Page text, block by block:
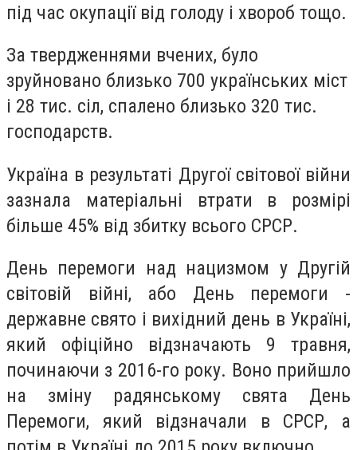
під час окупації від голоду і хвороб тощо.
За твердженнями вчених, було
зруйновано близько 700 українських міст
і 28 тис. сіл, спалено близько 320 тис.
господарств.
Україна в результаті Другої світової війни
зазнала матеріальні втрати в розмірі
більше 45% від збитку всього СРСР.
День перемоги над нацизмом у Другій
світовій війні, або День перемоги -
державне свято і вихідний день в Україні,
який офіційно відзначають 9 травня,
починаючи з 2016-го року. Воно прийшло
на зміну радянському свята День
Перемоги, який відзначали в СРСР, а